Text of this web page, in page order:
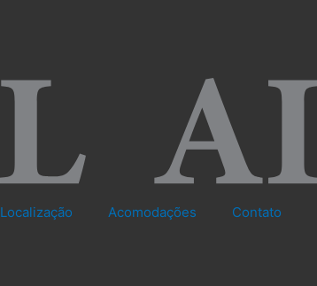
Localização Acomodações Contato